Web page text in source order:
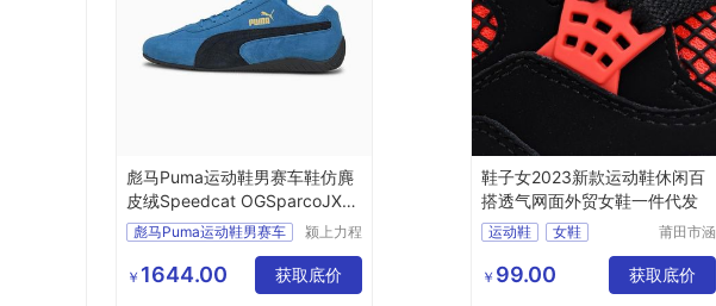
彪马Puma运动鞋男赛车鞋仿麂
皮绒Speedcat OGSparcoJX3
06725
彪马Puma运动鞋男赛车
颍上力程
有限公司
￥ 1644.00 获取底价
鞋子女2023新款运动鞋休闲百
搭透气网面外贸女鞋一件代发
运动鞋 女鞋
莆田市涵
贸易有限
公司
￥ 99.00 获取底价